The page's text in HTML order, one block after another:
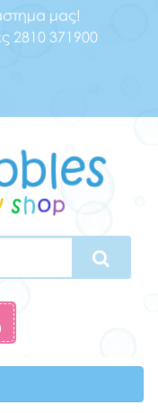
μας!
2810 371900
navigation